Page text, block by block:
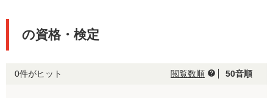
の資格・検定
0件がヒット 閲覧数順 help 50音順